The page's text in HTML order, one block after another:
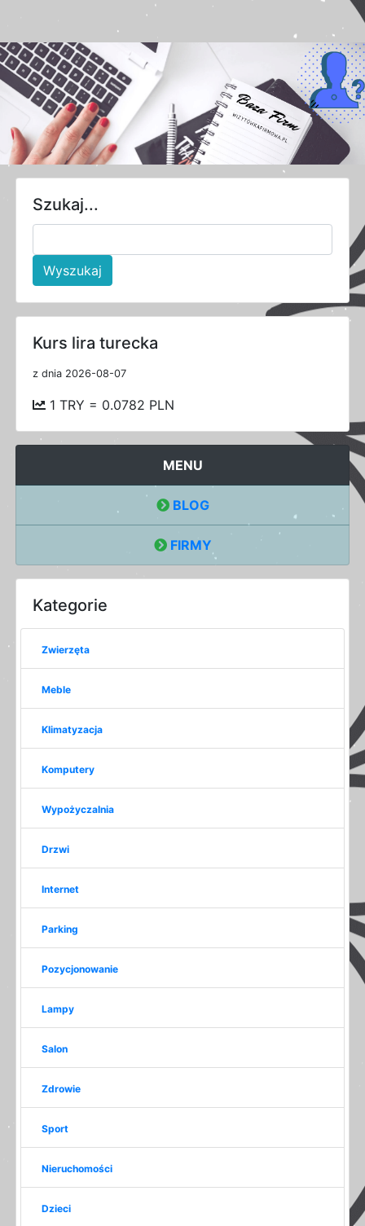
Szukaj...
Wyszukaj
Kurs lira turecka
z dnia 2026-08-07
1 TRY = 0.0782 PLN
MENU
BLOG
FIRMY
Kategorie
Zwierzęta
Meble
Klimatyzacja
Komputery
Wypożyczalnia
Drzwi
Internet
Parking
Pozycjonowanie
Lampy
Salon
Zdrowie
Sport
Nieruchomości
Dzieci